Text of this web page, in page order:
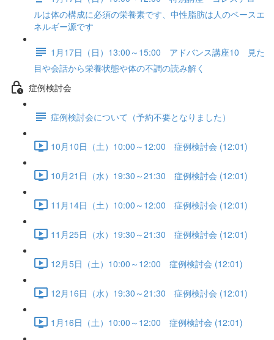
ルは体の構成に必須の栄養素です、中性脂肪は人のベースエ
ネルギー源です
1月17日（日）13:00～15:00 アドバンス講座10 見た
目や会話から栄養状態や体の不調の読み解く
症例検討会
症例検討会について（予約不要となりました）
10月10日（土）10:00～12:00 症例検討会 (12:01)
10月21日（水）19:30～21:30 症例検討会 (12:01)
11月14日（土）10:00～12:00 症例検討会 (12:01)
11月25日（水）19:30～21:30 症例検討会 (12:01)
12月5日（土）10:00～12:00 症例検討会 (12:01)
12月16日（水）19:30～21:30 症例検討会 (12:01)
1月16日（土）10:00～12:00 症例検討会 (12:01)